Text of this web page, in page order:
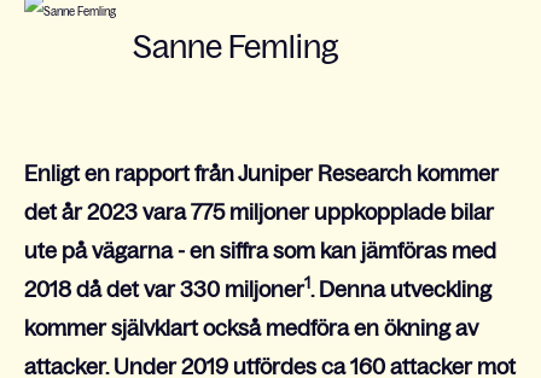
Sanne Femling
Enligt en rapport från Juniper Research kommer
det år 2023 vara 775 miljoner uppkopplade bilar
ute på vägarna - en siffra som kan jämföras med
2018 då det var 330 miljoner1. Denna utveckling
kommer självklart också medföra en ökning av
attacker. Under 2019 utfördes ca 160 attacker mot